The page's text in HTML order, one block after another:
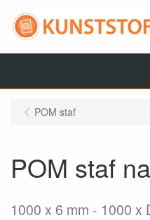
POM staf
POM staf
1000 x 6 mm 1000 x